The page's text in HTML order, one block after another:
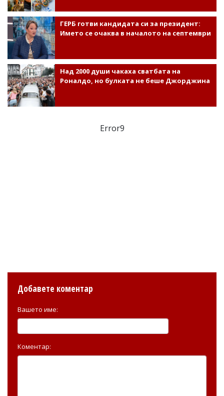
ГЕРБ готви кандидата си за президент:
Името се очаква в началото на септември
Над 2000 души чакаха сватбата на
Роналдо, но булката не беше Джорджина
Error9
Добавете коментар
Вашето име:
Коментар: